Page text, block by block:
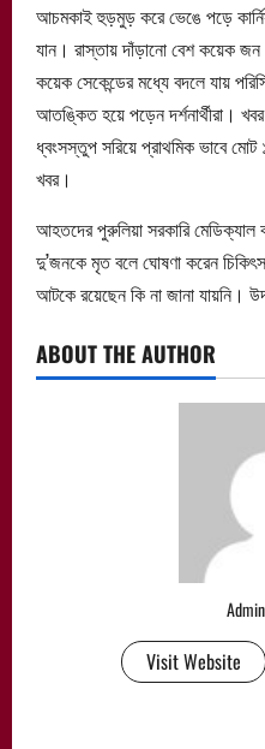
আচমকাই হুড়মুড় করে ভেঙে পড়ে
যান। রাস্তায় দাঁড়ানো বেশ কয়েক
কয়েক সেকেন্ডের মধ্যে বদলে যায়
আতঙ্কিত হয়ে পড়েন দর্শনার্থীরা।
ধ্বংসস্তুপ সরিয়ে প্রাথমিক ভাবে
খবর।
আহতদের পুরুলিয়া সরকারি মেডিক্যাল
দু’জনকে মৃত বলে ঘোষণা করেন
আটকে রয়েছেন কি না জানা যায়নি।
ABOUT THE AUTHOR
Visit Website